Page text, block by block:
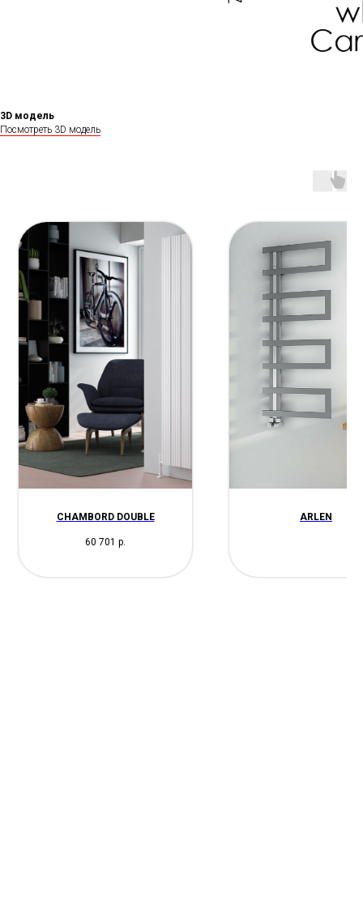
3D модель
Посмотреть 3D модель
CHAMBORD DOUBLE
60 701 р.
ARLEN